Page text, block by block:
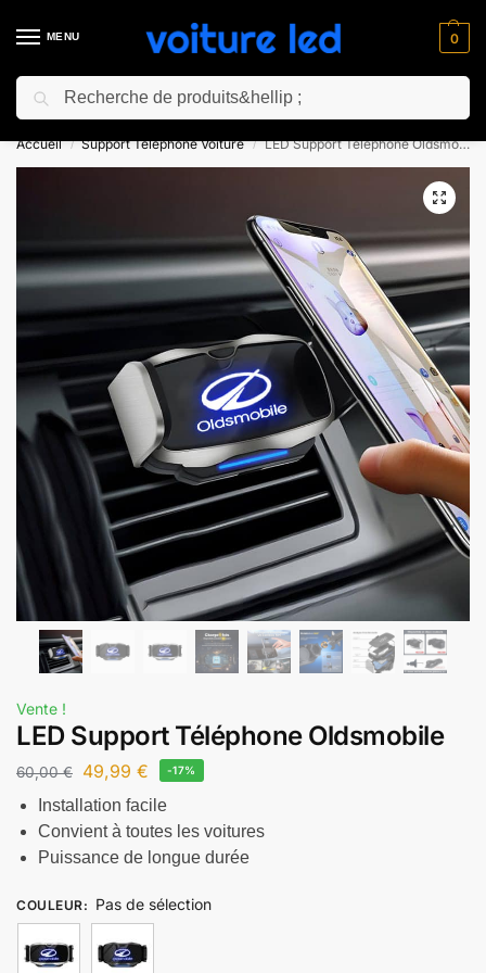
MENU 0
⚡ 10% de réduction pour les nouveaux clients avec le code “NC10”
Accueil / Support Téléphone Voiture / LED Support Téléphone Oldsmobile
Vente !
LED Support Téléphone Oldsmobile
60,00€ 49,99 € -17%
Installation facile
Convient à toutes les voitures
Puissance de longue durée
COULEUR: Pas de sélection